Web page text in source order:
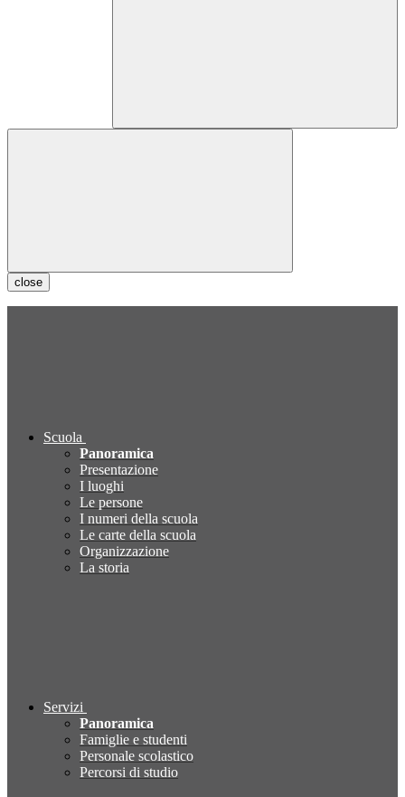
close
Scuola
Panoramica
Presentazione
I luoghi
Le persone
I numeri della scuola
Le carte della scuola
Organizzazione
La storia
Servizi
Panoramica
Famiglie e studenti
Personale scolastico
Percorsi di studio